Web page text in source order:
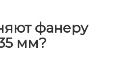
фанеру
мм?